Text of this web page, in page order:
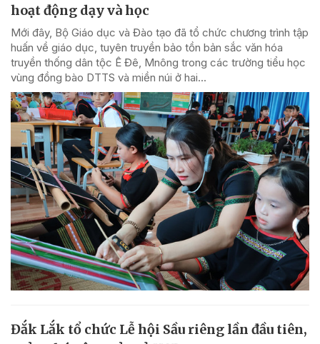
hoạt động dạy và học
Mới đây, Bộ Giáo dục và Đào tạo đã tổ chức chương trình tập
huấn về giáo dục, tuyên truyền bảo tồn bản sắc văn hóa
truyền thống dân tộc Ê Đê, Mnông trong các trường tiểu học
vùng đồng bào DTTS và miền núi ở hai...
Đắk Lắk tổ chức Lễ hội Sầu riêng lần đầu tiên,